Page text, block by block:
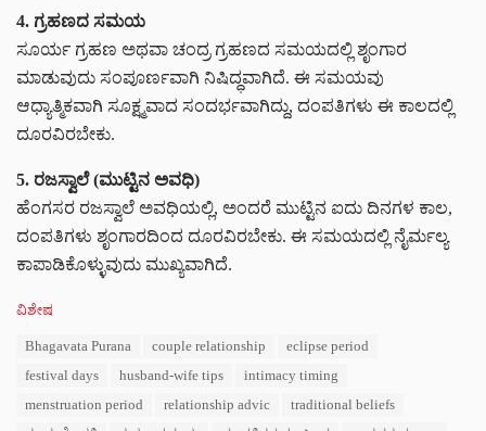
4. ಗ್ರಹಣದ ಸಮಯ
ಸೂರ್ಯ ಗ್ರಹಣ ಅಥವಾ ಚಂದ್ರ ಗ್ರಹಣದ ಸಮಯದಲ್ಲಿ ಶೃಂಗಾರ
ಮಾಡುವುದು ಸಂಪೂರ್ಣವಾಗಿ ನಿಷಿದ್ಧವಾಗಿದೆ. ಈ ಸಮಯವು
ಆಧ್ಯಾತ್ಮಿಕವಾಗಿ ಸೂಕ್ಷ್ಮವಾದ ಸಂದರ್ಭವಾಗಿದ್ದು, ದಂಪತಿಗಳು ಈ ಕಾಲದಲ್ಲಿ
ದೂರವಿರಬೇಕು.
5. ರಜಸ್ವಾಲೆ (ಮುಟ್ಟಿನ ಅವಧಿ)
ಹೆಂಗಸರ ರಜಸ್ವಾಲೆ ಅವಧಿಯಲ್ಲಿ, ಅಂದರೆ ಮುಟ್ಟಿನ ಐದು ದಿನಗಳ ಕಾಲ,
ದಂಪತಿಗಳು ಶೃಂಗಾರದಿಂದ ದೂರವಿರಬೇಕು. ಈ ಸಮಯದಲ್ಲಿ ನೈರ್ಮಲ್ಯ
ಕಾಪಾಡಿಕೊಳ್ಳುವುದು ಮುಖ್ಯವಾಗಿದೆ.
C
ವಿಶೇಷ
Bhagavata Purana couple relationship
eclipse period
festival days
husband-wife tips
intimacy timing
menstruation period
relationship advic
traditional beliefs